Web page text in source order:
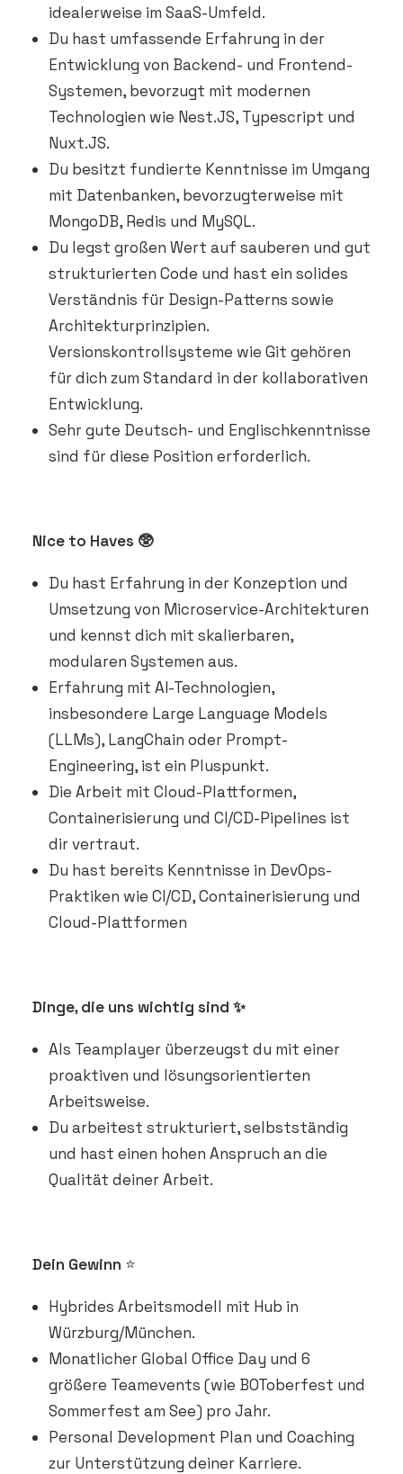
idealerweise im SaaS-Umfeld.
Du hast umfassende Erfahrung in der
Entwicklung von Backend- und Frontend-
Systemen, bevorzugt mit modernen
Technologien wie Nest.JS, Typescript und
Nuxt.JS.
Du besitzt fundierte Kenntnisse im Umgang
mit Datenbanken, bevorzugterweise mit
MongoDB, Redis und MySQL.
Du legst großen Wert auf sauberen und gut
strukturierten Code und hast ein solides
Verständnis für Design-Patterns sowie
Architekturprinzipien.
Versionskontrollsysteme wie Git gehören
für dich zum Standard in der kollaborativen
Entwicklung.
Sehr gute Deutsch- und Englischkenntnisse
sind für diese Position erforderlich.
Nice to Haves 🥸
Du hast Erfahrung in der Konzeption und
Umsetzung von Microservice-Architekturen
und kennst dich mit skalierbaren,
modularen Systemen aus.
Erfahrung mit AI-Technologien,
insbesondere Large Language Models
(LLMs), LangChain oder Prompt-
Engineering, ist ein Pluspunkt.
Die Arbeit mit Cloud-Plattformen,
Containerisierung und CI/CD-Pipelines ist
dir vertraut.
Du hast bereits Kenntnisse in DevOps-
Praktiken wie CI/CD, Containerisierung und
Cloud-Plattformen
Dinge, die uns wichtig sind ✨
Als Teamplayer überzeugst du mit einer
proaktiven und lösungsorientierten
Arbeitsweise.
Du arbeitest strukturiert, selbstständig
und hast einen hohen Anspruch an die
Qualität deiner Arbeit.
Dein Gewinn ⭐
Hybrides Arbeitsmodell mit Hub in
Würzburg/München.
Monatlicher Global Office Day und 6
größere Teamevents (wie BOToberfest und
Sommerfest am See) pro Jahr.
Personal Development Plan und Coaching
zur Unterstützung deiner Karriere.